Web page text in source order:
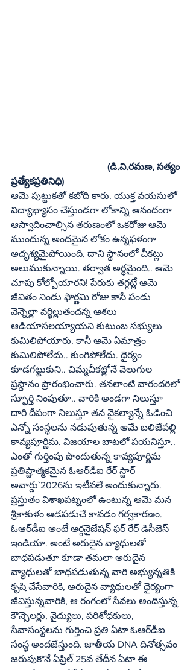
ప్రత్యేకప్రతినిధి)
ఆమె పుట్టుకతో కబోది కారు. యుక్త వయసులో
విద్యాభ్యాసం చేస్తుండగా లోకాన్ని ఆనందంగా
ఆస్వాదించాల్సిన తరుణంలో ఒకరోజు ఆమె
ముందున్న అందమైన లోకం ఉన్నఫళంగా
అదృశ్యమైపోయింది. దాని స్థానంలో చీకట్లు
అలుముకున్నాయి. తర్వాత అర్థమైంది.. ఆమె
చూపు కోల్పోయారని! పేరుకు తగ్గట్లే ఆమె
జీవితం నిండు ఫౌర్ణమి రోజు కాసే పండు
వెన్నెల్లా వర్థిల్లుతందన్న ఆశలు
ఆడియాసలయ్యాయని కుటుంబ సభ్యులు
కుమిలిపోయారు. కానీ ఆమె ఏమాత్రం
కుమిలిపోలేదు.. కుంగిపోలేదు. ధైర్యం
కూడగట్టుకుని.. చిమ్మచీకట్లోనే వెలుగుల
ప్రస్థానం ప్రారంభించారు. తనలాంటి వారందరిలో
స్ఫూర్తి నింపుతూ.. వారికి అండగా నిలుస్తూ
దారి దీపంగా నిలుస్తూ తన వైకల్యాన్నే ఓడించి
ఎన్నో సంస్థలను నడుపుతున్న ఆమే బలిజేపల్లి
కావ్యపూర్ణిమ. విజయాల బాటలో పయనిస్తూ..
ఎంతో గుర్తింపు పొందుతున్న కావ్యపూర్ణిమ
ప్రతిష్టాత్మకమైన ఓఆర్‌డీఐ రేర్ స్టార్
అవార్డు`2026ను ఇటీవలే అందుకున్నారు.
ప్రస్తుతం విశాఖపట్నంలో ఉంటున్న ఆమె మన
శ్రీకాకుళం ఆడపడుచే కావడం గర్వకారణం.
ఓఆర్‌డీఐ అంటే ఆర్గనైజేషన్ ఫర్ రేర్ డిసీజెస్
ఇండియా. అంటే అరుదైన వ్యాధులతో
బాధపడుతూ కూడా తమలా అరుదైన
వ్యాధులతో బాధపడుతున్న వారి అభ్యున్నతికి
కృషి చేసేవారికి, అరుదైన వ్యాధులతో ధైర్యంగా
జీవిస్తున్నవారికి, ఆ రంగంలో సేవలు అందిస్తున్న
కౌన్సెలర్లు, వైద్యులు, పరిశోధకులు,
సేవాసంస్థలను గుర్తించి ప్రతి ఏటా ఓఆర్‌డీఐ
సంస్థ అందజేస్తుంది. జాతీయ DNA దినోత్సవం
జరుపుకొనే ఏప్రిల్ 25వ తేదీన ఏటా ఈ